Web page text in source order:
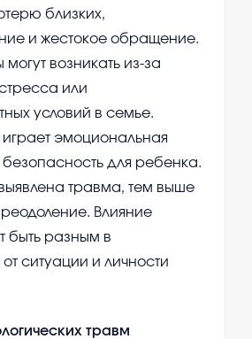
близких,
и жестокое обращение.
могут возникать из-за
или
условий в семье.
эмоциональная
для ребенка.
травма, тем выше
Влияние
быть разным в
ситуации и личности
травм